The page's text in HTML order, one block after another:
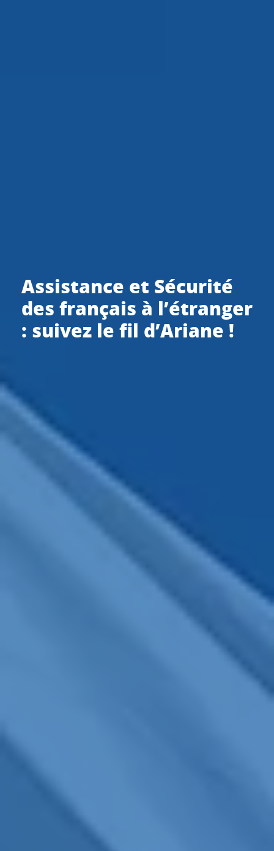
Assistance et Sécurité
des français à l’étranger
: suivez le fil d’Ariane !